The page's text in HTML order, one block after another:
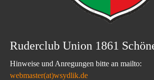
Ruderclub Union 1861
Hinweise und Anregungen bitte an mailto:
webmaster(at)wsydlik.de